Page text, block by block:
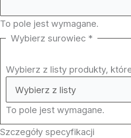
To pole jest wymagane.
Wybierz surowiec *
Wybierz z listy produkty,
To pole jest wymagane.
Szczegóły specyfikacji